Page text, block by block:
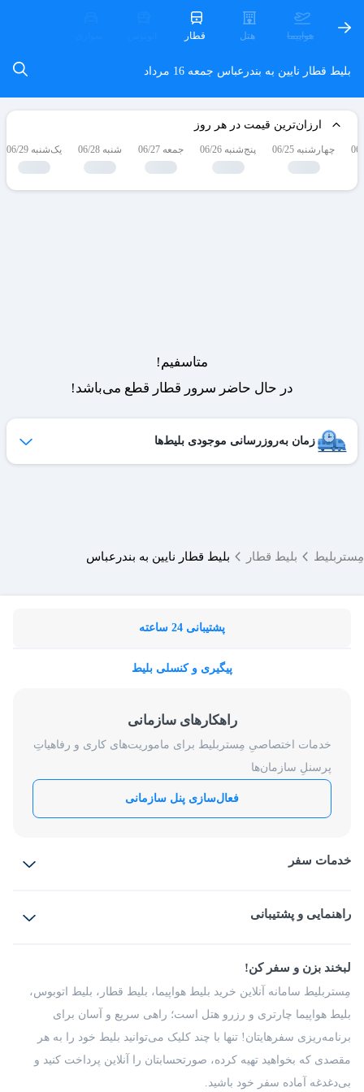
هواپیما هتل قطار
بلیط قطار نایین به بندرعباس جمعه 16 مرداد
ارزان‌ترین قیمت در هر روز
چهارشنبه 06/25 پنج‌شنبه 06/26 جمعه 06/27 شنبه 06/28 یک‌شنبه 06/29
زمان به‌روزرسانی موجودی بلیط‌ها
متاسفیم!
در حال حاضر سرور قطار قطع می‌باشد!
مِستربلیط بلیط قطار بلیط قطار نایین به بندرعباس
پشتیبانی 24 ساعته
پیگیری و کنسلی بلیط
راهکارهای سازمانی
خدمات اختصاصیِ مِستربلیط برای ماموریت‌های کاری و رفاهیاتِ
پرسنلِ سازمان‌ها
فعال‌سازی پنل سازمانی
خدمات سفر
بلیط قطار
راهنمایی و پشتیبانی
شرایط و مقررات
راهکار سازمانی
فرصت‌های شغلی
درباره ما
لبخند بزن و سفر کن!
مِستربلیط سامانه آنلاین خرید بلیط هواپیما، بلیط قطار، بلیط اتوبوس،
بلیط هواپیما چارتری و رزرو هتل است؛ راهی سریع و آسان برای
برنامه‌ریزی سفرهایتان! تنها با چند کلیک می‌توانید بلیط خود را به هر
مقصدی که بخواهید تهیه کرده، صورتحسابتان را آنلاین پرداخت کنید و
بی‌دغدغه آماده سفر خود باشید.